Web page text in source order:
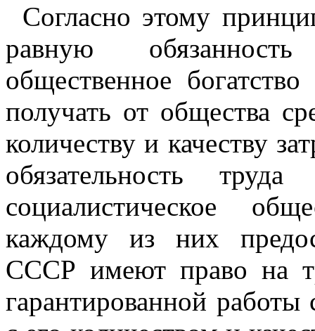
Согласно этому
равную
общественное
получать от общества
количеству и качеству
обязательность
социалистическое
каждому из них
СССР имеют право на
гарантированной работы